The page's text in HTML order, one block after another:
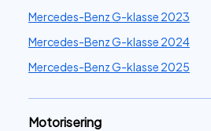
Mercedes-Benz G-klasse 2023
Mercedes-Benz G-klasse 2024
Mercedes-Benz G-klasse 2025
Motorisering